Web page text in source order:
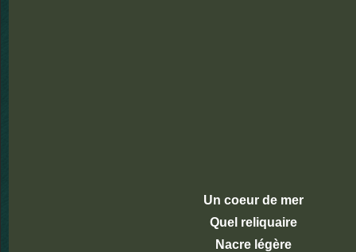
Un coeur de mer
Quel reliquaire
Nacre légère